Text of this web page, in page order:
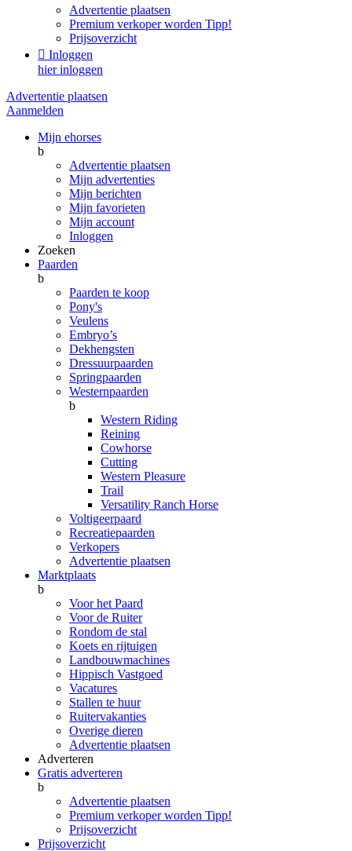
Advertentie plaatsen
Premium verkoper worden Tipp!
Prijsoverzicht
 Inloggen
hier inloggen
Advertentie plaatsen
Aanmelden
Mijn ehorses
b
Advertentie plaatsen
Mijn advertenties
Mijn berichten
Mijn favorieten
Mijn account
Inloggen
Zoeken
Paarden
b
Paarden te koop
Pony's
Veulens
Embryo’s
Dekhengsten
Dressuurpaarden
Springpaarden
Westernpaarden
b
Western Riding
Reining
Cowhorse
Cutting
Western Pleasure
Trail
Versatility Ranch Horse
Voltigeerpaard
Recreatiepaarden
Verkopers
Advertentie plaatsen
Marktplaats
b
Voor het Paard
Voor de Ruiter
Rondom de stal
Koets en rijtuigen
Landbouwmachines
Hippisch Vastgoed
Vacatures
Stallen te huur
Ruitervakanties
Overige dieren
Advertentie plaatsen
Adverteren
Gratis adverteren
b
Advertentie plaatsen
Premium verkoper worden Tipp!
Prijsoverzicht
Prijsoverzicht